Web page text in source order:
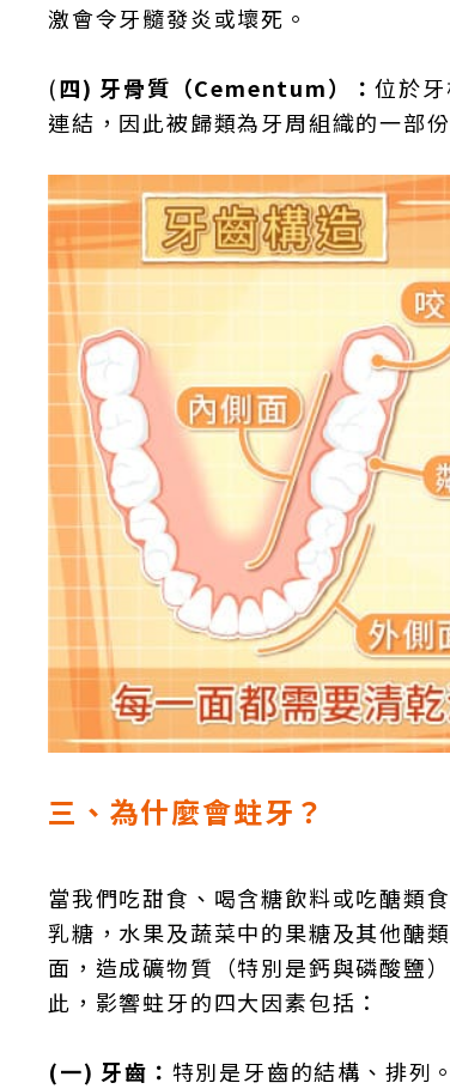
激會令牙髓發炎或壞死。
(四) 牙骨質（Cementum）：位於
連結，因此被歸類為牙周組織的一部
三、為什麼會蛀牙？
當我們吃甜食、喝含糖飲料或吃醣類
乳糖，水果及蔬菜中的果糖及其他醣
面，造成礦物質（特別是鈣與磷酸鹽
此，影響蛀牙的四大因素包括：
(一) 牙齒： 特別是牙齒的結構、排列。